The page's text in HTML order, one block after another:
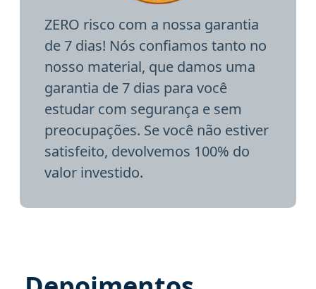
ZERO risco com a nossa garantia
de 7 dias! Nós confiamos tanto no
nosso material, que damos uma
garantia de 7 dias para você
estudar com segurança e sem
preocupações. Se você não estiver
satisfeito, devolvemos 100% do
valor investido.